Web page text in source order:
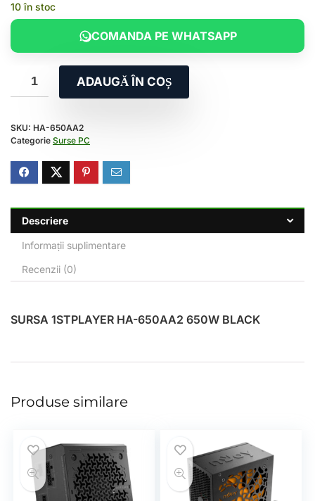
10 în stoc
COMANDA PE WHATSAPP
ADAUGĂ ÎN COȘ
SKU: HA-650AA2
Categorie Surse PC
Descriere
Informații suplimentare
Recenzii (0)
SURSA 1STPLAYER HA-650AA2 650W BLACK
Produse similare